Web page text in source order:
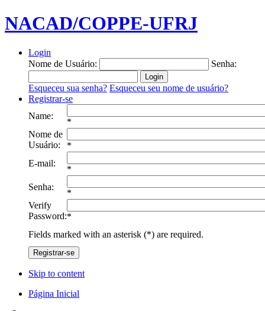
NACAD/COPPE-UFRJ
Login
Nome de Usuário:
Senha:
Esqueceu sua senha? Esqueceu seu nome de usuário?
Registrar-se
Name:
*
Nome de
Usuário:
*
E-mail:
*
Senha:
*
Verify
Password:*
Fields marked with an asterisk (*) are required.
Registrar-se
Skip to content
Página Inicial